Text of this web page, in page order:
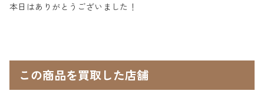
本日はありがとうございました！
この商品を買取した店舗